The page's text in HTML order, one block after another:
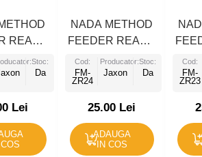
READY
750gr
Stoc:
Da
Lei
NADA METHOD
FEEDER READY
HEMP 750gr
Cod:
FM-
ZR24
Producator:
Jaxon
Stoc:
Da
25.00 Lei
ADAUGA
IN COS
Cod:
FM-
ZR23